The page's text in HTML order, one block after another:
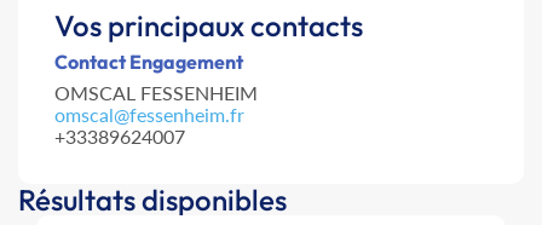
Vos principaux contacts
Contact Engagement
OMSCAL FESSENHEIM
omscal@fessenheim.fr
+33389624007
Résultats disponibles